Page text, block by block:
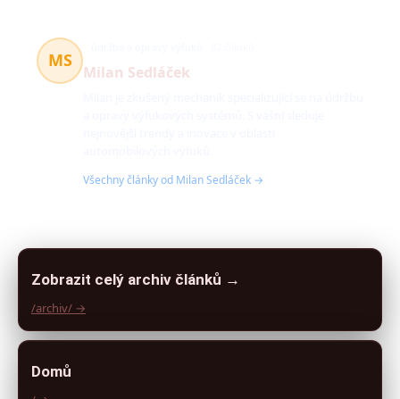
MS
Milan Sedláček
Všechny články od Milan Sedláček →
Zobrazit celý archiv článků →
/archiv/ →
Domů